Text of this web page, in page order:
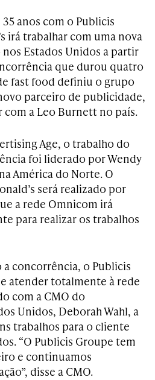
anos com o Publicis
irá trabalhar com uma nova
Estados Unidos a partir
que durou quatro
fast food definiu o grupo
parceiro de publicidade,
a Leo Burnett no país.
Age, o trabalho do
foi liderado por Wendy
América do Norte. O
será realizado por
a rede Omnicom irá
para realizar os trabalhos
concorrência, o Publicis
atender totalmente à rede
com a CMO do
Unidos, Deborah Wahl, a
trabalhos para o cliente
“O Publicis Groupe tem
e continuamos
disse a CMO.